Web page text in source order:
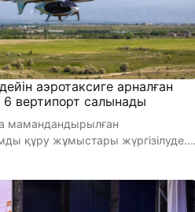
аэротаксиге арналған
6 вертипорт салынады
мамандандырылған
құру жұмыстары жүргізілуде.